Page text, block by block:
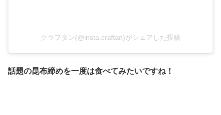
クラフタン(@insta.craftan)がシェアした投稿
話題の昆布締めを一度は食べてみたいですね！